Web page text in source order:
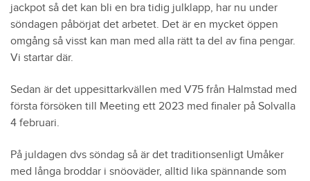
jackpot så det kan bli en bra tidig julklapp, har nu under
söndagen påbörjat det arbetet. Det är en mycket öppen
omgång så visst kan man med alla rätt ta del av fina pengar.
Vi startar där.
Sedan är det uppesittarkvällen med V75 från Halmstad med
första försöken till Meeting ett 2023 med finaler på Solvalla
4 februari.
På juldagen dvs söndag så är det traditionsenligt Umåker
med långa broddar i snöoväder, alltid lika spännande som